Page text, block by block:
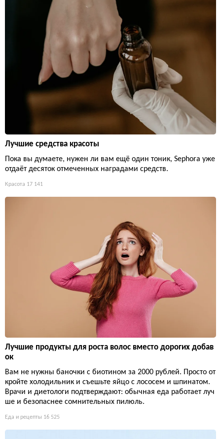
Лучшие средства красоты
Пока вы думаете, нужен ли вам ещё один тоник, Sephora уже
отдаёт десяток отмеченных наградами средств.
Красота 17 141
Лучшие продукты для роста волос вместо дорогих добав
ок
Вам не нужны баночки с биотином за 2000 рублей. Просто от
кройте холодильник и съешьте яйцо с лососем и шпинатом.
Врачи и диетологи подтверждают: обычная еда работает луч
ше и безопаснее сомнительных пилюль.
Еда и рецепты 16 525